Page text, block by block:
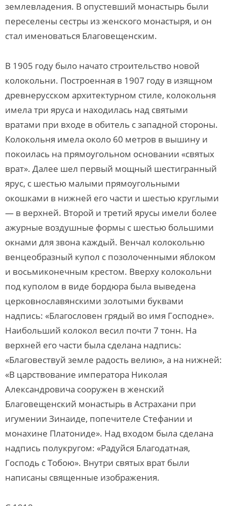
землевладения. В опустевший монастырь были
переселены сестры из женского монастыря, и он
стал именоваться Благовещенским.
В 1905 году было начато строительство новой
колокольни. Построенная в 1907 году в изящном
древнерусском архитектурном стиле, колокольня
имела три яруса и находилась над святыми
вратами при входе в обитель с западной стороны.
Колокольня имела около 60 метров в вышину и
покоилась на прямоугольном основании «святых
врат». Далее шел первый мощный шестигранный
ярус, с шестью малыми прямоугольными
окошками в нижней его части и шестью круглыми
— в верхней. Второй и третий ярусы имели более
ажурные воздушные формы с шестью большими
окнами для звона каждый. Венчал колокольню
венцеобразный купол с позолоченными яблоком
и восьмиконечным крестом. Вверху колокольни
под куполом в виде бордюра была выведена
церковнославянскими золотыми буквами
надпись: «Благословен грядый во имя Господне».
Наибольший колокол весил почти 7 тонн. На
верхней его части была сделана надпись:
«Благовествуй земле радость велию», а на нижней:
«В царствование императора Николая
Александровича сооружен в женский
Благовещенский монастырь в Астрахани при
игумении Зинаиде, попечителе Стефании и
монахине Платониде». Над входом была сделана
надпись полукругом: «Радуйся Благодатная,
Господь с Тобою». Внутри святых врат были
написаны священные изображения.